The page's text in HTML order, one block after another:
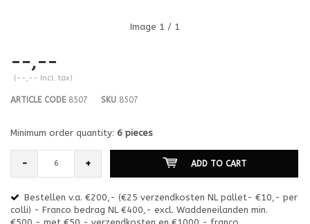
Image 1 / 1
--,--
(--,-- Incl. tax)
ARTICLE CODE8507 SKU 8507
Minimum order quantity: 6 pieces
- + ADD TO CART
Bestellen v.a. €200,- (€25 verzendkosten NL pallet- €10,- per
colli) - Franco bedrag NL €400,- excl. Waddeneilanden min.